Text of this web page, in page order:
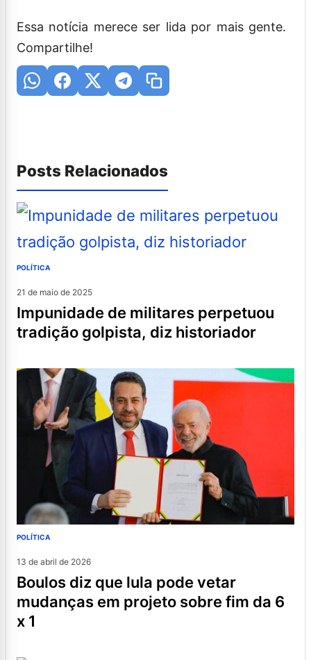
Essa notícia merece ser lida por mais gente.
Compartilhe!
Posts Relacionados
POLÍTICA
21 de maio de 2025
impunidade de militares perpetuou
tradição golpista, diz historiador
POLÍTICA
13 de abril de 2026
boulos diz que lula pode vetar
mudanças em projeto sobre fim da 6
x 1